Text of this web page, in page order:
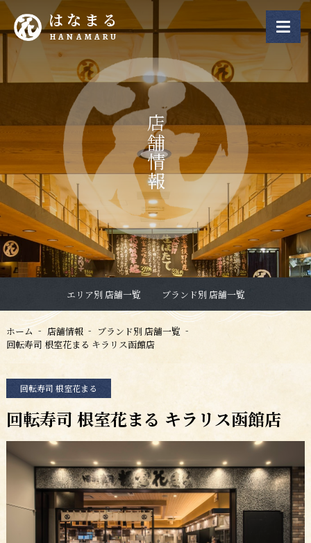
はなまる
HANAMARU
店舗情報
エリア別 店舗一覧 ブランド別 店舗一覧
ホーム 店舗情報
ブランド別 店舗一覧
回転寿司 根室花まる キラリス函館店
回転寿司 根室花まる キラリス函館店
回転寿司 根室花まる